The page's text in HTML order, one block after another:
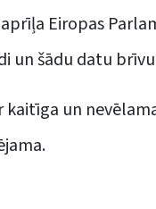
aprīļa Eiropas
un šādu datu
kaitīga un